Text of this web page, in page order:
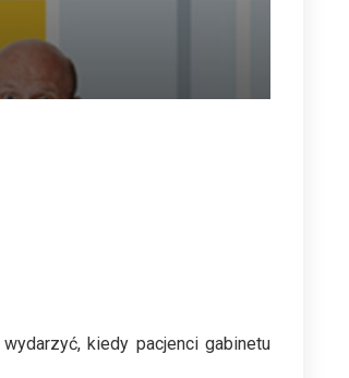
kiedy pacjenci gabinetu